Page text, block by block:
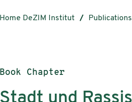
Home DeZIM Institut Publications
Publication type:
Book Chapter
Stadt und